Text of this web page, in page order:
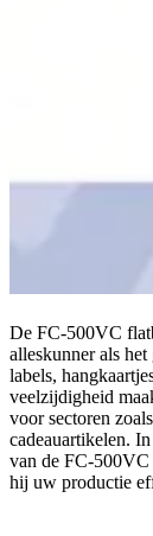
De FC-500VC
alleskunner als
labels,
veelzijdigheid
voor sectoren
cadeauartikelen.
van de FC-500VC
hij uw productie